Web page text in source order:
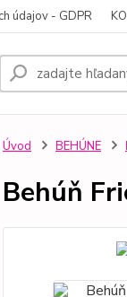
údajov - GDPR
Úvod BEHÚNE
Behúň